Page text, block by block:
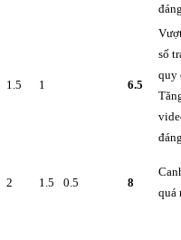
1.5 1 6.5
số
quy
2 1.5 0.5 8
quá